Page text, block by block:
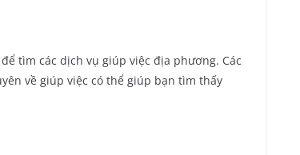
tìm các dịch vụ giúp việc địa phương. Các
về giúp việc có thể giúp bạn tìm thấy